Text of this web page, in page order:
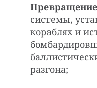
Превращение
системы,
кораблях и
разгона;